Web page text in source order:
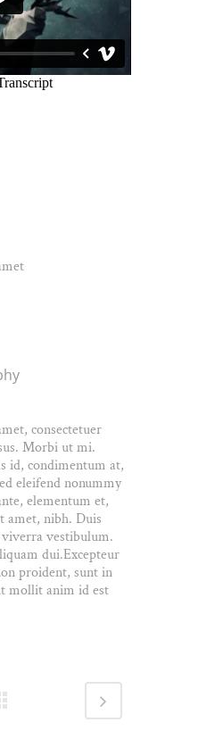
consectetuer
Morbi ut mi.
id, condimentum at,
eleifend nonummy
elementum et,
amet, nibh. Duis
vestibulum.
dui.Excepteur
proident, sunt in
mollit anim id est